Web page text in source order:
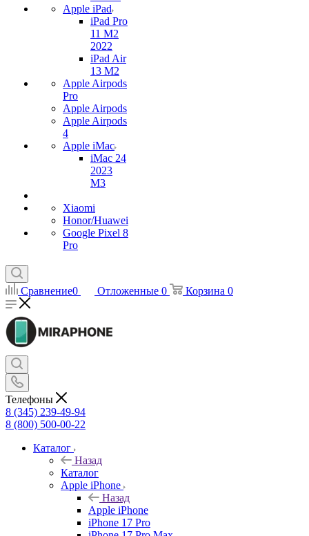
Apple iPad
iPad Pro
11 M2
2022
iPad Air
13 M2
Apple Airpods
Pro
Apple Airpods
Apple Airpods
4
Apple iMac
iMac 24
2023
M3
Xiaomi
Honor/Huawei
Google Pixel 8
Pro
Сравнение0 Отложенные 0 Корзина 0
Телефоны
8 (345) 239-49-94
8 (800) 500-00-22
Каталог
Назад
Каталог
Apple iPhone
Назад
Apple iPhone
iPhone 17 Pro